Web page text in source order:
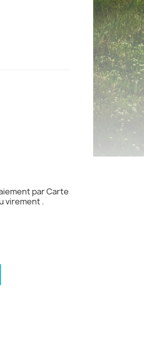
par Carte
virement .